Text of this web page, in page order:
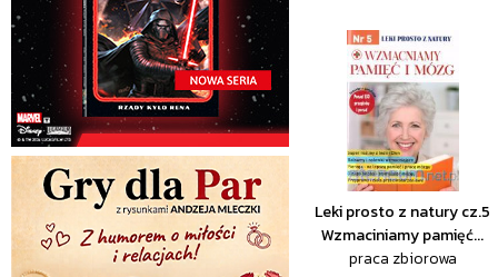
Leki prosto z natury cz.5
Wzmaciniamy pamięć...
praca zbiorowa